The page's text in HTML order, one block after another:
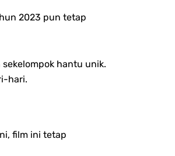
2023 pun tetap
hantu unik.
hari.
film ini tetap